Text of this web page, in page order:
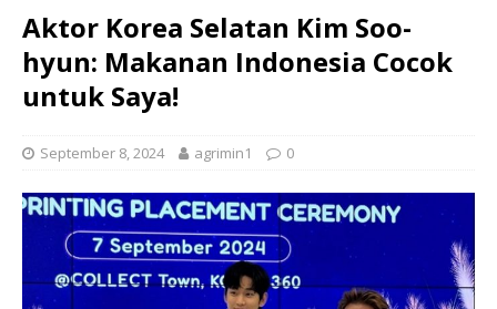
Aktor Korea Selatan Kim Soo-
hyun: Makanan Indonesia Cocok
untuk Saya!
September 8, 2024 agrimin1 0